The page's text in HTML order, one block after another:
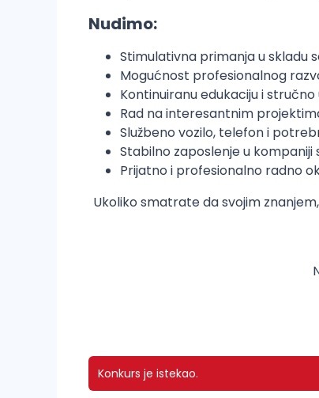
Nudimo:
Stimulativna primanja u skladu
Mogućnost profesionalnog
Kontinuiranu edukaciju i
Rad na interesantnim
Službeno vozilo, telefon i
Stabilno zaposlenje u
Prijatno i profesionalno radno
Ukoliko smatrate da svojim
Konkurs je istekao.